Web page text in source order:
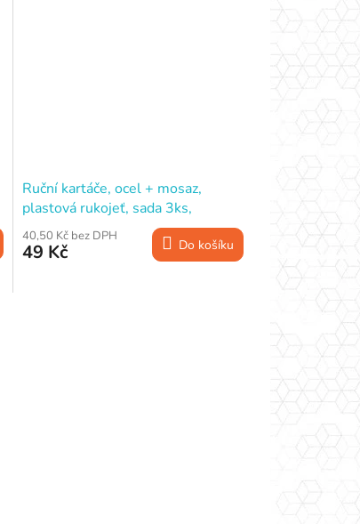
Ruční kartáče, ocel + mosaz,
plastová rukojeť, sada 3ks,
WESTBERG
40,50 Kč bez DPH
49 Kč Do košíku